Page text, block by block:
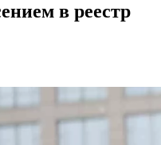
в реестр